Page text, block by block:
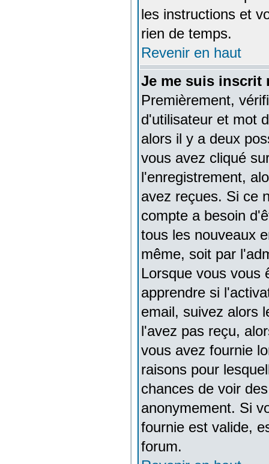
les instructions et
rien de temps.
Revenir en haut
Je me suis inscrit
Premièrement,
d'utilisateur et mot
alors il y a deux
vous avez cliqué
l'enregistrement,
avez reçues. Si ce
compte a besoin
tous les nouveaux
même, soit par
Lorsque vous vous
apprendre si
email, suivez alors
l'avez pas reçu,
vous avez fournie
raisons pour
chances de voir
anonymement. Si
fournie est valide,
forum.